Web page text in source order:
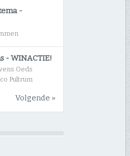
-
-WINACTIE!
Oeds
Pultrum
Volgende »